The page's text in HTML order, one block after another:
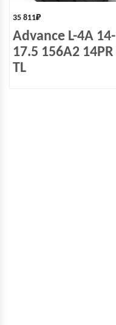
35 811₽
Advance L-4A 14-
17.5 156A2 14PR
TL